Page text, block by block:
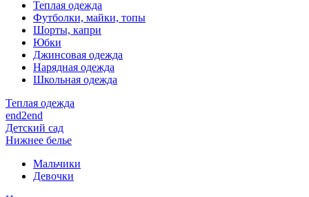
Теплая одежда
Футболки, майки, топы
Шорты, капри
Юбки
Джинсовая одежда
Нарядная одежда
Школьная одежда
Теплая одежда
end2end
Детский сад
Нижнее белье
Мальчики
Девочки